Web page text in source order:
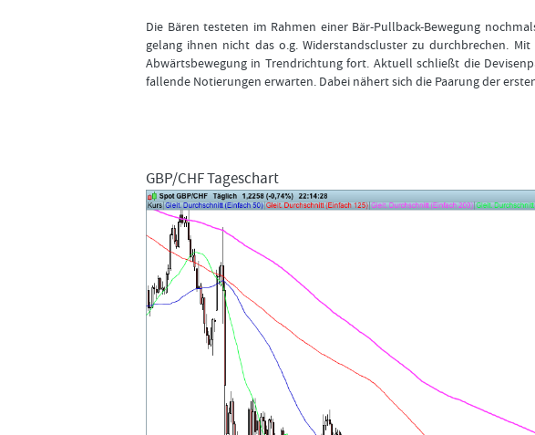
Die Bären testeten im Rahmen einer Bär-Pullback-Bewegung
gelang ihnen nicht das o.g. Widerstandscluster zu durchbrechen.
Abwärtsbewegung in Trendrichtung fort. Aktuell schließt die
fallende Notierungen erwarten. Dabei nähert sich die Paarung der
GBP/CHF Tageschart